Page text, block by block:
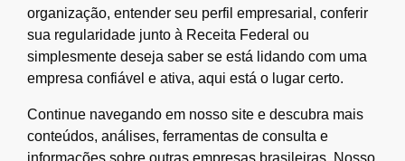
organização, entender seu perfil empresarial, conferir
sua regularidade junto à Receita Federal ou
simplesmente deseja saber se está lidando com uma
empresa confiável e ativa, aqui está o lugar certo.
Continue navegando em nosso site e descubra mais
conteúdos, análises, ferramentas de consulta e
informações sobre outras empresas brasileiras. Nosso